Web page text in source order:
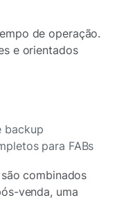
de operação.
e orientados
backup
para FABs
combinados
venda, uma